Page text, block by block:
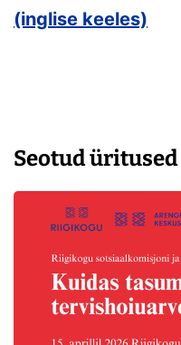
(inglise keeles)
Seotud üritused